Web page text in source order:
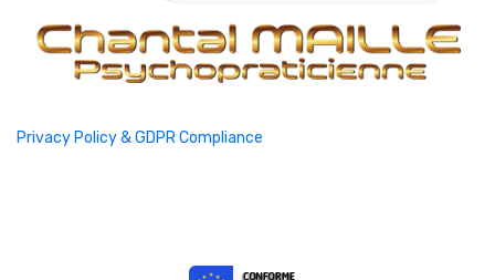
Privacy Policy & GDPR Compliance